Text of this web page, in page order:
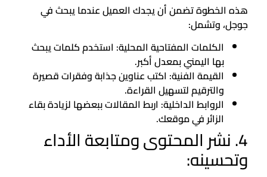
هذه الخطوة تضمن أن يجدك العميل عندما يبحث في
جوجل، وتشمل:
الكلمات المفتاحية المحلية: استخدم كلمات يبحث
بها اليمني بمعدل أكبر.
القيمة الفنية: اكتب عناوين جذابة وفقرات قصيرة
والترقيم لتسهيل القراءة.
الروابط الداخلية: اربط المقالات ببعضها لزيادة بقاء
الزائر في موقعك.
4. نشر المحتوى ومتابعة الأداء
وتحسينه: